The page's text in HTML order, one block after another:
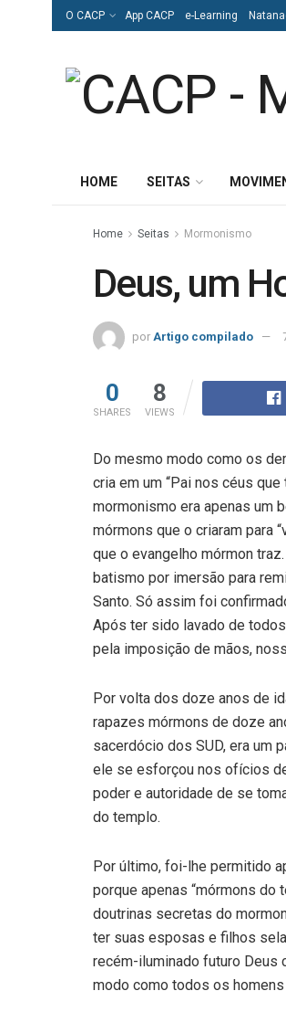
O CACP App CACP e-Learning
HOME SEITAS
Home Seitas Mormonismo
Deus, um
por Artigo compilado
0
SHARES
8
VIEWS
Do mesmo modo como os
cria em um “Pai nos céus
mormonismo era apenas um
mórmons que o criaram para
que o evangelho mórmon
batismo por imersão para
Santo. Só assim foi
Após ter sido lavado de
pela imposição de mãos,
Por volta dos doze anos de
rapazes mórmons de doze
sacerdócio dos SUD, era um
ele se esforçou nos ofícios
poder e autoridade de se
do templo.
Por último, foi-lhe permitido
porque apenas “mórmons do
doutrinas secretas do
ter suas esposas e filhos
recém-iluminado futuro Deus
modo como todos os